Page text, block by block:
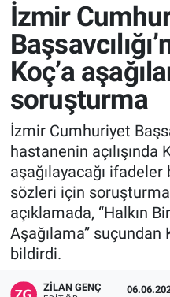
İzmir
Koç’a
soruşturma
İzmir Cumhuriyet
hastanenin açılışında
aşağılayacağı
sözleri için soruşturma
açıklamada, “Halkın
Aşağılama” suçundan
bildirdi.
ZILAN GENÇ